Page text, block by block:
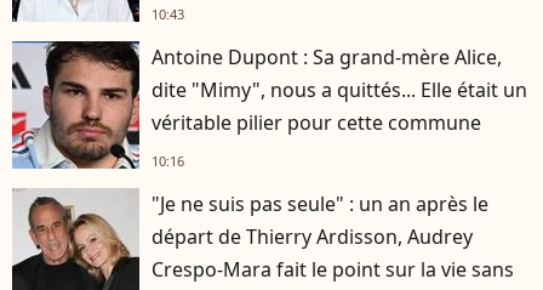
10:43
Antoine Dupont : Sa grand-mère Alice,
dite "Mimy", nous a quittés... Elle était un
véritable pilier pour cette commune
10:16
"Je ne suis pas seule" : un an après le
départ de Thierry Ardisson, Audrey
Crespo-Mara fait le point sur la vie sans